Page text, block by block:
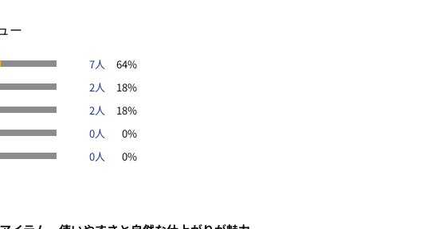
ー
7人
64%
2人
18%
2人
18%
0人
0%
0人
0%